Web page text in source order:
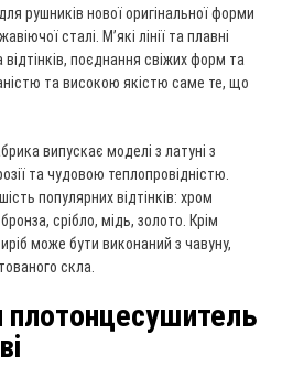
рушників нової оригінальної форми
сталі. М’які лінії та плавні
поєднання свіжих форм та
та високою якістю саме те, що
випускає моделі з латуні з
та чудовою теплопровідністю.
популярних відтінків: хром
срібло, мідь, золото. Крім
може бути виконаний з чавуну,
скла.
плотонцесушитель